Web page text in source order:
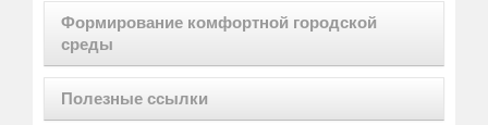
Формирование комфортной городской
среды
Полезные ссылки